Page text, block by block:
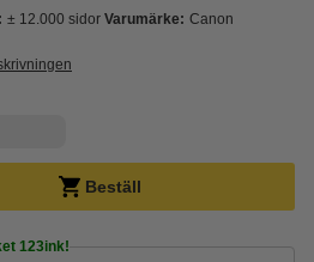
± 12.000 sidor Varumärke: Canon
Beställ
123ink!